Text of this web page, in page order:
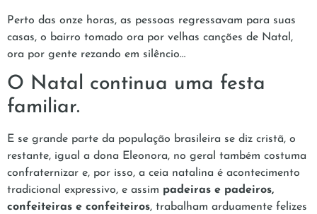
Perto das onze horas, as pessoas regressavam para suas
casas, o bairro tomado ora por velhas canções de Natal,
ora por gente rezando em silêncio…
O Natal continua uma festa
familiar.
E se grande parte da população brasileira se diz cristã, o
restante, igual a dona Eleonora, no geral também costuma
confraternizar e, por isso, a ceia natalina é acontecimento
tradicional expressivo, e assim padeiras e padeiros,
confeiteiras e confeiteiros, trabalham arduamente felizes